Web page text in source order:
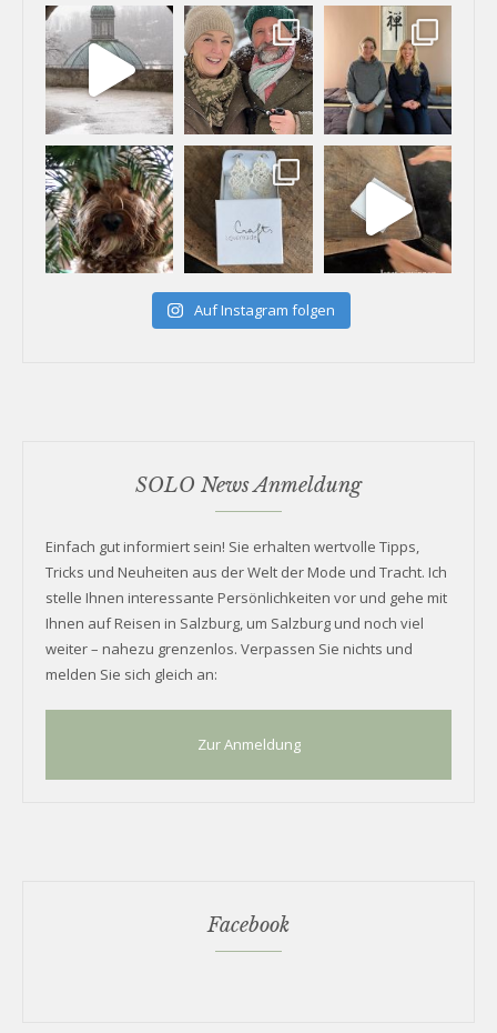
Auf Instagram folgen
SOLO News Anmeldung
Einfach gut informiert sein! Sie erhalten wertvolle Tipps,
Tricks und Neuheiten aus der Welt der Mode und Tracht. Ich
stelle Ihnen interessante Persönlichkeiten vor und gehe mit
Ihnen auf Reisen in Salzburg, um Salzburg und noch viel
weiter – nahezu grenzenlos. Verpassen Sie nichts und
melden Sie sich gleich an:
Zur Anmeldung
Facebook